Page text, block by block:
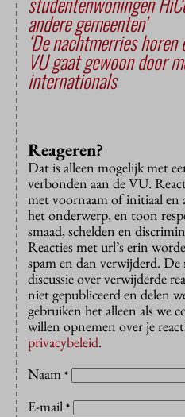
andere gemeenten’
‘De nachtmerries horen
VU gaat gewoon door
internationals
Reageren?
Dat is alleen mogelijk met
verbonden aan de VU.
met voornaam of initiaal en
het onderwerp, en toon
smaad, schelden en
Reacties met url’s erin
spam en dan verwijderd. De
discussie over verwijderde
niet gepubliceerd en delen
gebruiken het alleen als we
willen opnemen over je
privacybeleid.
Naam *
E-mail *